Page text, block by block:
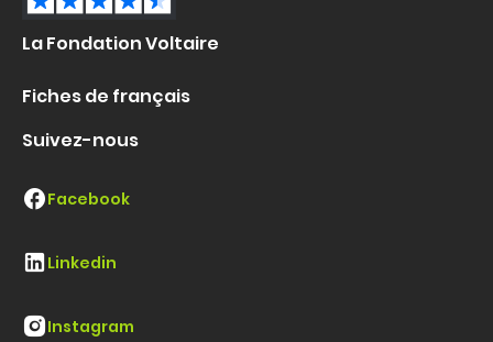
La Fondation Voltaire
Fiches de français
Suivez-nous
Facebook
Linkedin
Instagram